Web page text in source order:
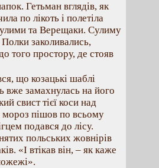
Гетьман вглядів, як
по лікоть і полетіла
та Верещаки. Сулиму
заколивались,
того простору, де стояв
що козацькі шаблі
вже замахнулась на його
свист тієї коси над
мороз пішов по всьому
подався до лісу.
польських жовнірів
«І втікав він, – як каже